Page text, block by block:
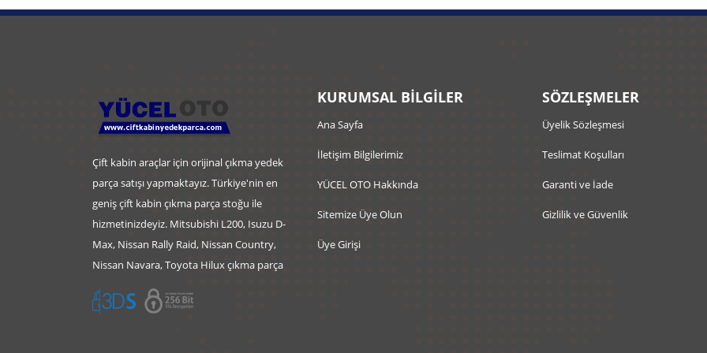
Çift kabin araçlar için orijinal çıkma yedek
parça satışı yapmaktayız. Türkiye'nin en
geniş çift kabin çıkma parça stoğu ile
hizmetinizdeyiz. Mitsubishi L200, Isuzu D-
Max, Nissan Rally Raid, Nissan Country,
Nissan Navara, Toyota Hilux çıkma parça
KURUMSAL BİLGİLER
Ana Sayfa
İletişim Bilgilerimiz
YÜCEL OTO Hakkında
Sitemize Üye Olun
Üye Girişi
SÖZLEŞMELER
Üyelik Sözleşmesi
Teslimat Koşulları
Garanti ve İade
Gizlilik ve Güvenlik